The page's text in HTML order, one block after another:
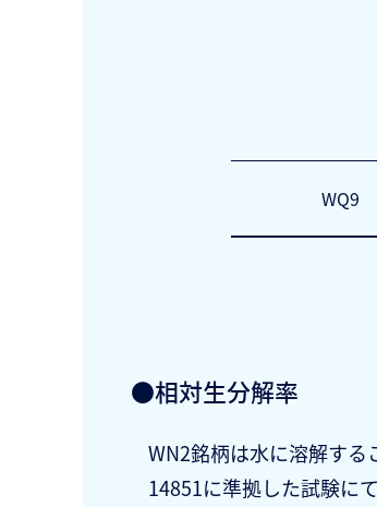
WQ9
●相対生分解率
WN2銘柄は水に溶解する
14851に準拠した試験に